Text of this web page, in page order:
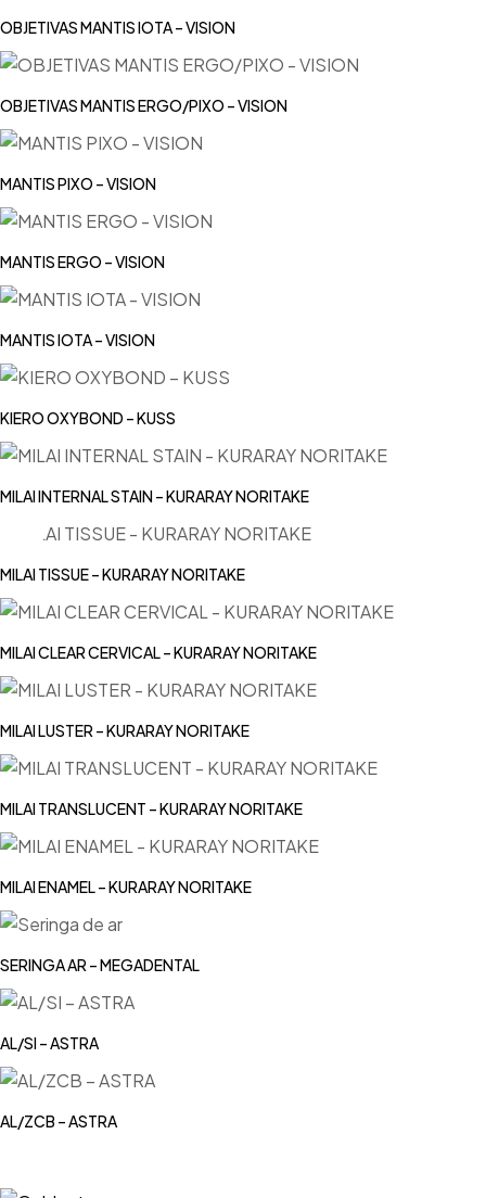
OBJETIVAS MANTIS IOTA – VISION
OBJETIVAS MANTIS ERGO/PIXO – VISION
MANTIS PIXO – VISION
MANTIS ERGO – VISION
MANTIS IOTA – VISION
KIERO OXYBOND – KUSS
MILAI INTERNAL STAIN – KURARAY NORITAKE
MILAI TISSUE – KURARAY NORITAKE
MILAI CLEAR CERVICAL – KURARAY NORITAKE
MILAI LUSTER – KURARAY NORITAKE
MILAI TRANSLUCENT – KURARAY NORITAKE
MILAI ENAMEL – KURARAY NORITAKE
SERINGA AR – MEGADENTAL
AL/SI – ASTRA
AL/ZCB – ASTRA